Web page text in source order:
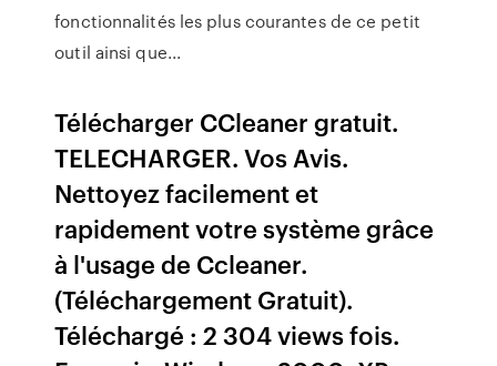
fonctionnalités les plus courantes de ce petit
outil ainsi que...
Télécharger CCleaner gratuit.
TELECHARGER. Vos Avis.
Nettoyez facilement et
rapidement votre système grâce
à l'usage de Ccleaner.
(Téléchargement Gratuit).
Téléchargé : 2 304 views fois.